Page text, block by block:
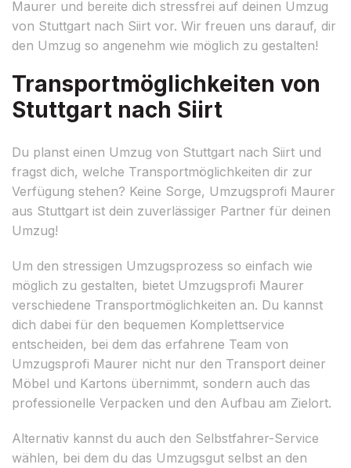
Maurer und bereite dich stressfrei auf deinen Umzug
von Stuttgart nach Siirt vor. Wir freuen uns darauf, dir
den Umzug so angenehm wie möglich zu gestalten!
Transportmöglichkeiten von
Stuttgart nach Siirt
Du planst einen Umzug von Stuttgart nach Siirt und
fragst dich, welche Transportmöglichkeiten dir zur
Verfügung stehen? Keine Sorge, Umzugsprofi Maurer
aus Stuttgart ist dein zuverlässiger Partner für deinen
Umzug!
Um den stressigen Umzugsprozess so einfach wie
möglich zu gestalten, bietet Umzugsprofi Maurer
verschiedene Transportmöglichkeiten an. Du kannst
dich dabei für den bequemen Komplettservice
entscheiden, bei dem das erfahrene Team von
Umzugsprofi Maurer nicht nur den Transport deiner
Möbel und Kartons übernimmt, sondern auch das
professionelle Verpacken und den Aufbau am Zielort.
Alternativ kannst du auch den Selbstfahrer-Service
wählen, bei dem du das Umzugsgut selbst an den